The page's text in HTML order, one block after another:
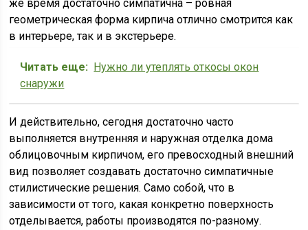
же время достаточно симпатична – ровная
геометрическая форма кирпича отлично смотрится как
в интерьере, так и в экстерьере.
Читать еще: Нужно ли утеплять откосы окон
снаружи
И действительно, сегодня достаточно часто
выполняется внутренняя и наружная отделка дома
облицовочным кирпичом, его превосходный внешний
вид позволяет создавать достаточно симпатичные
стилистические решения. Само собой, что в
зависимости от того, какая конкретно поверхность
отделывается, работы производятся по-разному.